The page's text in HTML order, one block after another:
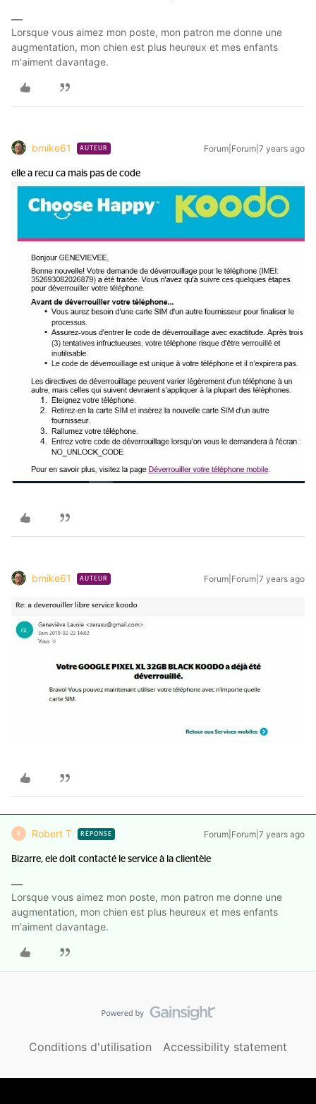
Lorsque vous aimez mon poste, mon patron me donne une
augmentation, mon chien est plus heureux et mes enfants
m'aiment davantage.
bmike61 AUTEUR Forum|Forum|7 years ago
elle a recu ca mais pas de code
bmike61 AUTEUR Forum|Forum|7 years ago
R Robert T RÉPONSE Forum|Forum|7 years ago
Bizarre, ele doit contacté le service à la clientèle
Lorsque vous aimez mon poste, mon patron me donne une
augmentation, mon chien est plus heureux et mes enfants
m'aiment davantage.
Conditions d'utilisation Accessibility statement